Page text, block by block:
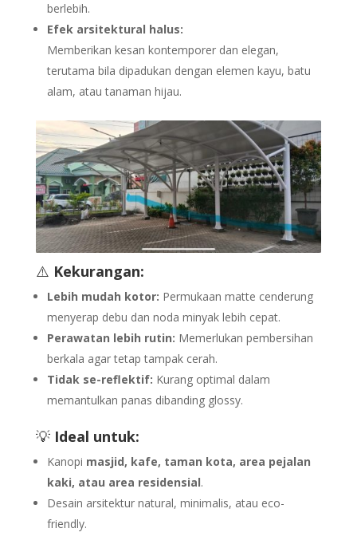
berlebih.
Efek arsitektural halus:
Memberikan kesan kontemporer dan elegan,
terutama bila dipadukan dengan elemen kayu, batu
alam, atau tanaman hijau.
⚠️ Kekurangan:
Lebih mudah kotor: Permukaan matte cenderung
menyerap debu dan noda minyak lebih cepat.
Perawatan lebih rutin: Memerlukan pembersihan
berkala agar tetap tampak cerah.
Tidak se-reflektif: Kurang optimal dalam
memantulkan panas dibanding glossy.
💡 Ideal untuk:
Kanopi masjid, kafe, taman kota, area pejalan
kaki, atau area residensial.
Desain arsitektur natural, minimalis, atau eco-
friendly.